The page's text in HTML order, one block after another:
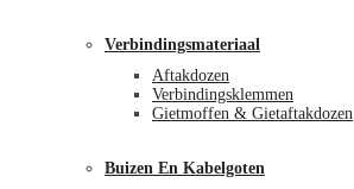
Verbindingsmateriaal
Aftakdozen
Verbindingsklemmen
Gietmoffen & Gietaftakdozen
Buizen En Kabelgoten